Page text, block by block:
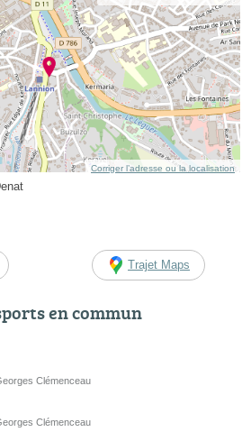
Corriger l’adresse ou la localisation
Trajet Maps
en commun
Clémenceau
Clémenceau